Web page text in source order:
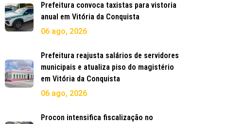
Prefeitura convoca taxistas para vistoria
anual em Vitória da Conquista
06 ago, 2026
Prefeitura reajusta salários de servidores
municipais e atualiza piso do magistério
em Vitória da Conquista
06 ago, 2026
Procon intensifica fiscalização no